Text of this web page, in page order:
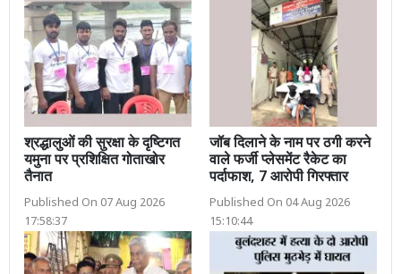
श्रद्धालुओं की सुरक्षा के दृष्टिगत
यमुना पर प्रशिक्षित गोताखोर
तैनात
Published On 07 Aug 2026
17:58:37
जॉब दिलाने के नाम पर ठगी करने
वाले फर्जी प्लेसमेंट रैकेट का
पर्दाफाश, 7 आरोपी गिरफ्तार
Published On 04 Aug 2026
15:10:44